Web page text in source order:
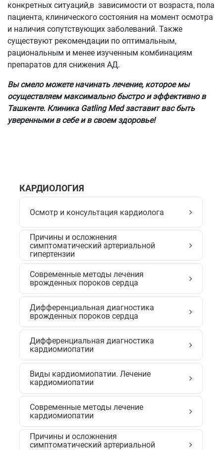
конкретных ситуаций,в зависимости от возраста, пола
пациента, клинического состояния на момент осмотра
и наличия сопутствующих заболеваний. Также
существуют рекомендации по оптимальным,
рациональным и менее изученным комбинациям
препаратов для снижения АД.
Вы смело можете начинать лечение, которое мы
осуществляем максимально быстро и эффективно в
Ташкенте. Клиника Gatling Med заставит вас быть
уверенными в себе и в своем здоровье!
КАРДИОЛОГИЯ
Осмотр и консультация кардиолога
Причины и осложнения
симптоматический артериальной
гипертензии
Современные методы лечения
врожденных пороков сердца
Дифференциальная диагностика
врожденных пороков сердца
Дифференциальная диагностика
кардиомиопатии
Виды кардиомиопатии. Лечение
кардиомиопатии
Cовременные методы лечение
кардиомиопатии
Причины и осложнения
симптоматический артериальной